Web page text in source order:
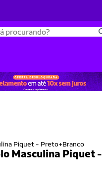
Piquet - Preto+Branco
Masculina Piquet -